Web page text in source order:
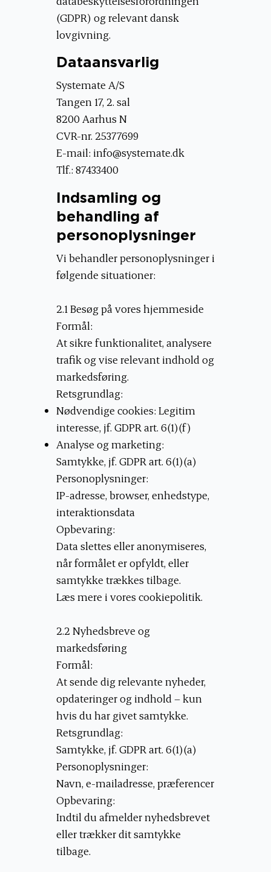
(GDPR) og relevant dansk
lovgivning.
Dataansvarlig
Systemate A/S
Tangen 17, 2. sal
8200 Aarhus N
CVR-nr. 25377699
E-mail: info@systemate.dk
Tlf.: 87433400
Indsamling og
behandling af
personoplysninger
Vi behandler personoplysninger i
følgende situationer:
2.1 Besøg på vores hjemmeside
Formål:
At sikre funktionalitet, analysere
trafik og vise relevant indhold og
markedsføring.
Retsgrundlag:
Nødvendige cookies: Legitim
interesse, jf. GDPR art. 6(1)(f)
Analyse og marketing:
Samtykke, jf. GDPR art. 6(1)(a)
Personoplysninger:
IP-adresse, browser, enhedstype,
interaktionsdata
Opbevaring:
Data slettes eller anonymiseres,
når formålet er opfyldt, eller
samtykke trækkes tilbage.
Læs mere i vores cookiepolitik.
2.2 Nyhedsbreve og
markedsføring
Formål:
At sende dig relevante nyheder,
opdateringer og indhold – kun
hvis du har givet samtykke.
Retsgrundlag:
Samtykke, jf. GDPR art. 6(1)(a)
Personoplysninger:
Navn, e-mailadresse, præferencer
Opbevaring:
Indtil du afmelder nyhedsbrevet
eller trækker dit samtykke
tilbage.